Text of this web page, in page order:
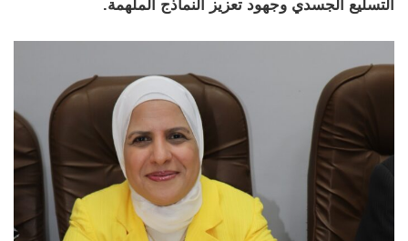
التسليع الجسدي وجهود تعزيز النماذج الملهمة.